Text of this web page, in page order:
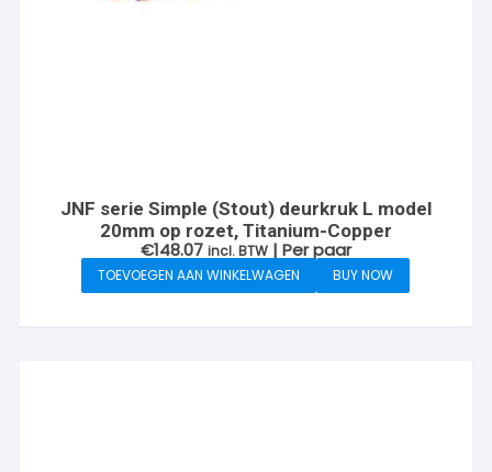
JNF serie Simple (Stout) deurkruk L model
20mm op rozet, Titanium-Copper
€148.07 incl. BTW | Per paar
TOEVOEGEN AAN WINKELWAGEN BUY NOW